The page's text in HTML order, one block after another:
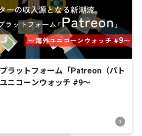
ラットフォーム「Patreon（パト
ニコーンウォッチ #9〜